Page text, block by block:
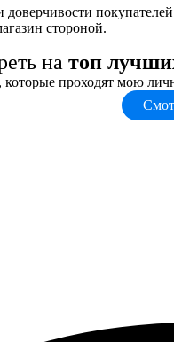
стороной.
на топ
проходят мою